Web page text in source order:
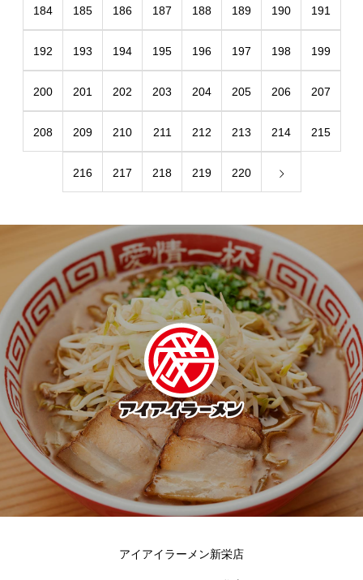
184 185 186 187 188 189 190 191
192 193 194 195 196 197 198 199
200 201 202 203 204 205 206 207
208 209 210 211 212 213 214 215
216 217 218 219 220
アイアイラーメン新栄店